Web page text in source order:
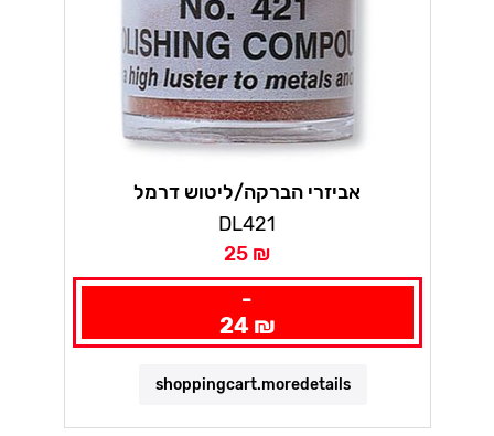
אביזרי הברקה/ליטוש דרמל
DL421
25 ₪
-
24 ₪
shoppingcart.moredetails